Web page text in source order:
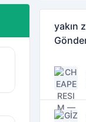
yakın